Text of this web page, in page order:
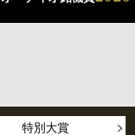
特別大賞